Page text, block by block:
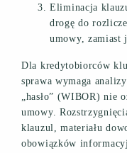
Eliminacja
drogę do
umowy, zamiast
Dla kredytobiorców
sprawa wymaga
„hasło” (WIBOR) nie
umowy.
klauzul, materiału
obowiązków